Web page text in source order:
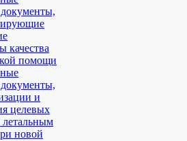
качества
помощи
и
целевых
новой